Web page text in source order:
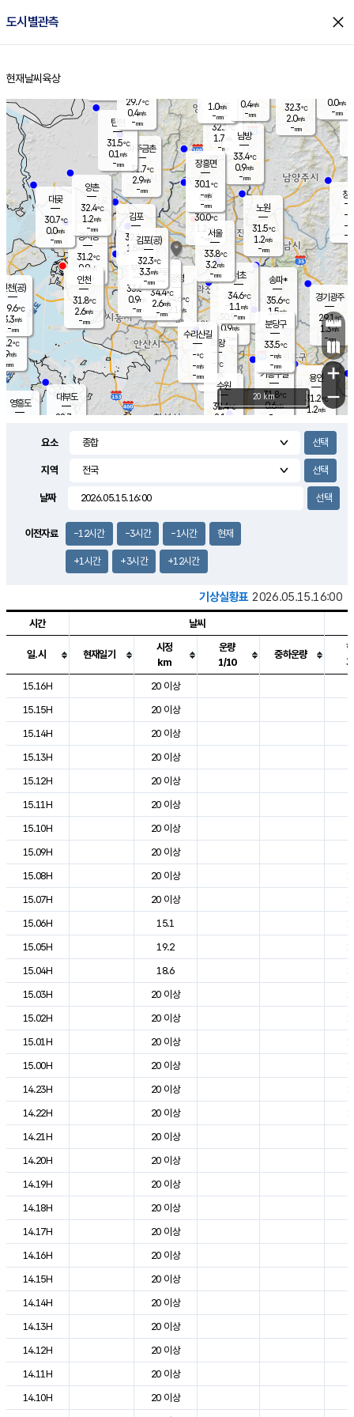
도시별관측 close
홈
현재날씨 육상
의도
℃
m/s
mm
영흥도
양주
32.1℃
1.7
-mm
과천
30.9℃
0.9m/s
- mm
용인
31.2℃
1.2m/s
경기광주
29.1℃
1.3m/s
-mm
1.5m/s
대부도
28.7
경서동
31.2℃
0.9m/s
-mm
파주금촌
31.7℃
2.9m/s
-mm
32.3℃
2.0m/s
-mm
대곶
30.7℃
0.0m/s
-mm
창
-
-m/
-
탄현
31.5℃
0.1 m/s
-mm
0.0m/s
-mm
의왕
- ℃
m/s
mm
김포
32.1℃
1.5 m/s
mm
광명
34.6 ℃
2.1 m/s
-mm
부천
33.6℃
0.9m/s
-mm
양촌
32.4℃
1.2m/s
-mm
구로
34.4℃
2.6m/s
-mm
은평
30.0℃
1.2 m/s
- mm
노원
31.5℃
1.2m/s
-mm
송파*
35.6℃
1.5m/s
-mm
서초
34.6℃
1.1 m/s
-mm
남방
33.4℃
0.9m/s
-mm
기흥구갈
31.8℃
0.6m/s
-
수리산길
-℃
-m/s
-mm
분당구
33.5℃
-m/s
-mm
장흥면
30.1℃
-m/s
-mm
1.0m/s
-mm
인천(공)
29.6℃
3.3m/s
-mm
김포(공)
32.3℃
3.3m/s
-mm
수원
32.4℃
2.1 m/s
인천
31.8℃
2.6m/s
-mm
서울
33.8℃
3.2m/s
-mm
29.7℃
0.4m/s
-mm
0.4m/s
-mm
+
−
20 km
요소
지역
날짜
이전자료 -12시간 -3시간 -1시간 현재
+1시간 +3시간 +12시간
기상실황표 2026.05.15.16:00
도시별 기상실황표로 지점, 날씨, 기온, 강수, 바람, 기압등을 안내한 표입
시간 날씨
일.시 현재일기
시정
km
운량
1/10
중하운량
15.16H
20 이상
15.15H
20 이상
15.14H
20 이상
15.13H
20 이상
15.12H
20 이상
15.11H
20 이상
15.10H
20 이상
15.09H
20 이상
15.08H
20 이상
15.07H
20 이상
15.06H
15.1
15.05H
19.2
15.04H
18.6
15.03H
20 이상
15.02H
20 이상
15.01H
20 이상
15.00H
20 이상
14.23H
20 이상
14.22H
20 이상
14.21H
20 이상
14.20H
20 이상
14.19H
20 이상
14.18H
20 이상
14.17H
20 이상
14.16H
20 이상
14.15H
20 이상
14.14H
20 이상
14.13H
20 이상
14.12H
20 이상
14.11H
20 이상
14.10H
20 이상